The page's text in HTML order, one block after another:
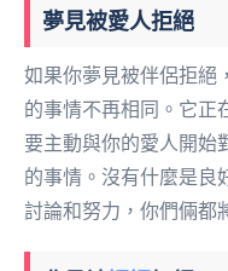
夢見被愛人拒絕
如果你夢見被伴侶拒絕
的事情不再相同。它正
要主動與你的愛人開始
的事情。沒有什麼是良
討論和努力，你們倆都